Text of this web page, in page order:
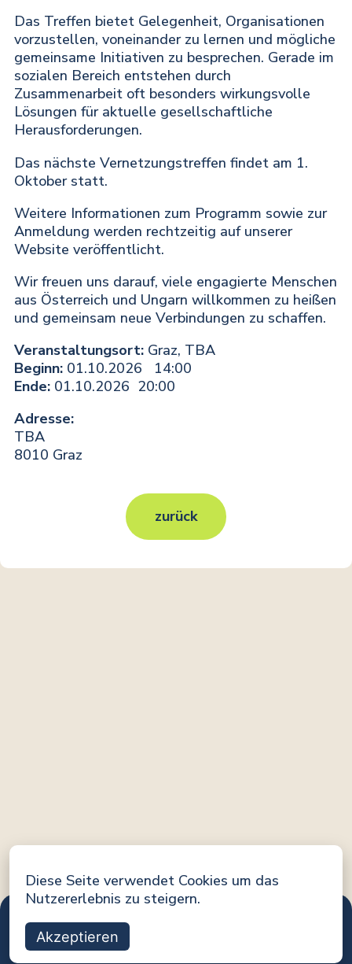
Das Treffen bietet Gelegenheit, Organisationen
vorzustellen, voneinander zu lernen und mögliche
gemeinsame Initiativen zu besprechen. Gerade im
sozialen Bereich entstehen durch
Zusammenarbeit oft besonders wirkungsvolle
Lösungen für aktuelle gesellschaftliche
Herausforderungen.
Das nächste Vernetzungstreffen findet am 1.
Oktober statt.
Weitere Informationen zum Programm sowie zur
Anmeldung werden rechtzeitig auf unserer
Website veröffentlicht.
Wir freuen uns darauf, viele engagierte Menschen
aus Österreich und Ungarn willkommen zu heißen
und gemeinsam neue Verbindungen zu schaffen.
Veranstaltungsort: Graz, TBA
Beginn: 01.10.2026
14:00
Ende: 01.10.2026 20:00
Adresse:
TBA
8010 Graz
zurück
Diese Seite verwendet Cookies um das
Nutzererlebnis zu steigern.
Akzeptieren
Eine Initiative von